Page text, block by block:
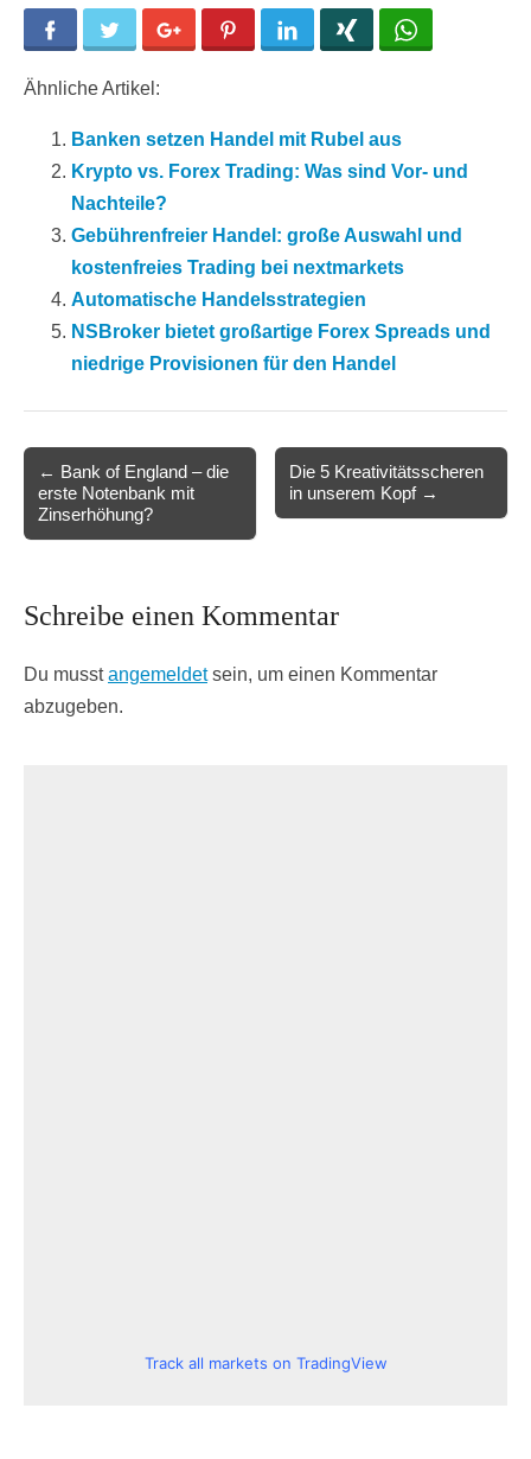
Facebook Twitter Google+ Pinterest LinkedIn
Ähnliche Artikel:
Banken setzen Handel mit Rubel aus
Krypto vs. Forex Trading: Was sind Vor- und
Nachteile?
Gebührenfreier Handel: große Auswahl und
kostenfreies Trading bei nextmarkets
Automatische Handelsstrategien
NSBroker bietet großartige Forex Spreads und
niedrige Provisionen für den Handel
navigation
← Bank of England – die
erste Notenbank mit
Zinserhöhung?
Die 5 Kreativitätsscheren
in unserem Kopf →
Schreibe einen Kommentar
Du musstangemeldetsein, um einen Kommentar
abzugeben.
Track all markets on TradingView